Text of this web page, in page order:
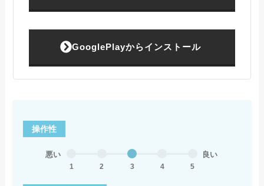
GooglePlayからインストール
操作性
悪い
1 2 3 4 5
良い